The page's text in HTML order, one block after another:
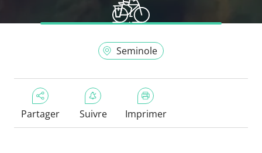
Seminole
Partager Suivre Imprimer